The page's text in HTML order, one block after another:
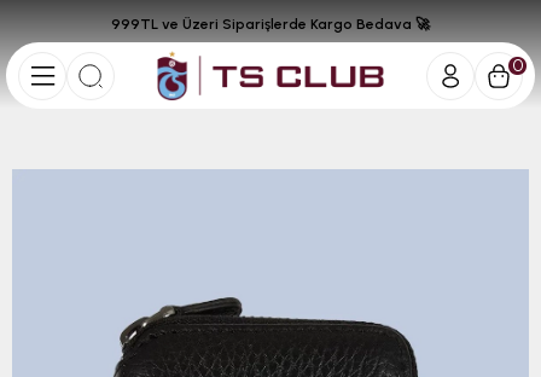
0
999TL ve Üzeri Siparişlerde Kargo Bedava 🚀